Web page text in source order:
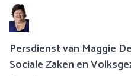
Persdienst van Maggie
Sociale Zaken en